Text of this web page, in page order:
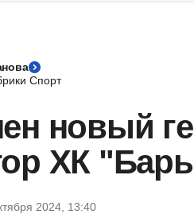
Спорт
новый
ХК
2024, 13:40